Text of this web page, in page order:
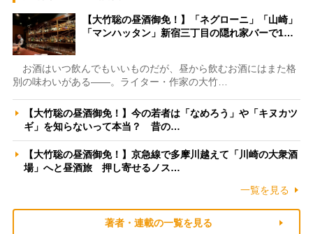
【大竹聡の昼酒御免！】「ネグローニ」「山崎」
「マンハッタン」新宿三丁目の隠れ家バーで1…
お酒はいつ飲んでもいいものだが、昼から飲むお酒にはまた格
別の味わいがある――。ライター・作家の大竹…
【大竹聡の昼酒御免！】今の若者は「なめろう」や「キヌカツ
ギ」を知らないって本当？ 昔の…
【大竹聡の昼酒御免！】京急線で多摩川越えて「川崎の大衆酒
場」へと昼酒旅 押し寄せるノス…
一覧を見る
著者・連載の一覧を見る